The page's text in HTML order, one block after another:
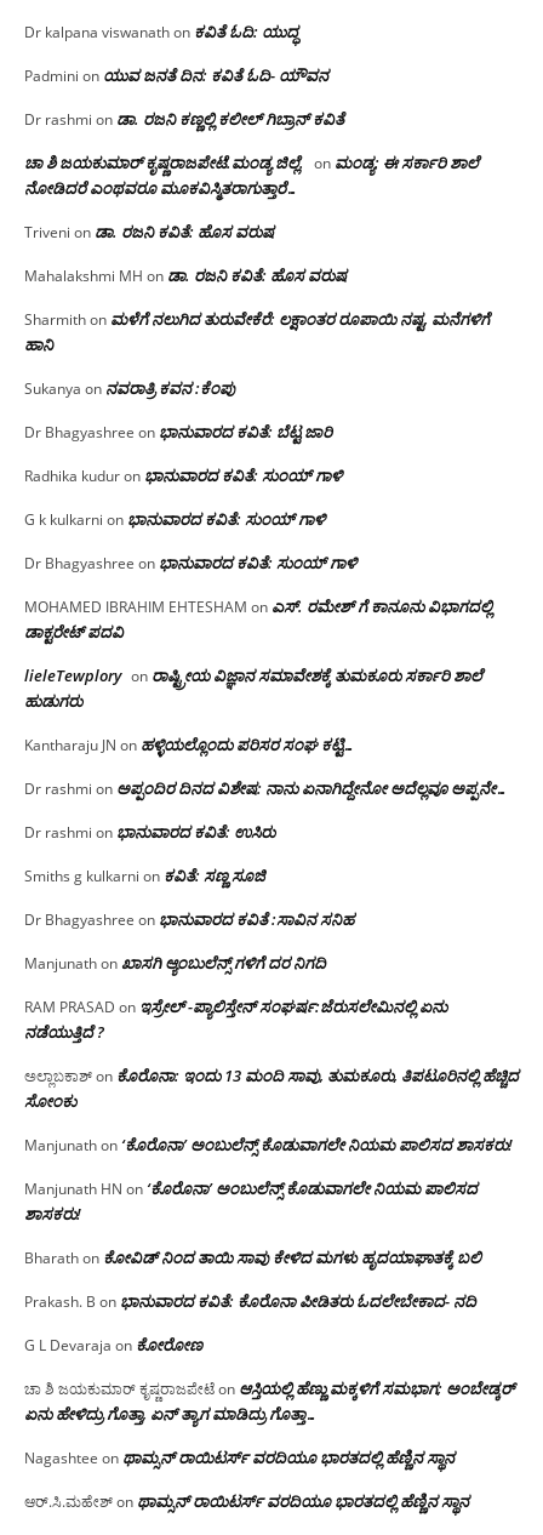
Dr kalpana viswanathon ಕವಿತೆ ಓದಿ: ಯುದ್ಧ
Padmini on ಯುವ ಜನತೆ ದಿನ: ಕವಿತೆ ಓದಿ- ಯೌವನ
Dr rashmi on ಡಾ. ರಜನಿ‌ ಕಣ್ಣಲ್ಲಿ ಕಲೀಲ್ ಗಿಬ್ರಾನ್ ಕವಿತೆ
ಚಾ ಶಿ ಜಯಕುಮಾರ್ ಕೃಷ್ಣರಾಜಪೇಟೆ.ಮಂಡ್ಯ ಜಿಲ್ಲೆ. on ಮಂಡ್ಯ: ಈ ಸರ್ಕಾರಿ ಶಾಲೆ
ನೋಡಿದರೆ ಎಂಥವರೂ ಮೂಕವಿಸ್ಮಿತರಾಗುತ್ತಾರೆ…
Triveni on ಡಾ. ರಜನಿ ಕವಿತೆ: ಹೊಸ ವರುಷ
Mahalakshmi MH on ಡಾ. ರಜನಿ ಕವಿತೆ: ಹೊಸ ವರುಷ
Sharmithon ಮಳೆಗೆ ನಲುಗಿದ ತುರುವೇಕೆರೆ: ಲಕ್ಷಾಂತರ ರೂಪಾಯಿ ನಷ್ಟ, ಮನೆಗಳಿಗೆ
ಹಾನಿ
Sukanya on ನವರಾತ್ರಿ ಕವನ :ಕೆಂಪು
Dr Bhagyashree on ಭಾನುವಾರದ ಕವಿತೆ: ಬೆಟ್ಟ ಜಾರಿ
Radhika kuduron ಭಾನುವಾರದ ಕವಿತೆ: ಸುಂಯ್ ಗಾಳಿ
G k kulkarni on ಭಾನುವಾರದ ಕವಿತೆ: ಸುಂಯ್ ಗಾಳಿ
Dr Bhagyashree on ಭಾನುವಾರದ ಕವಿತೆ: ಸುಂಯ್ ಗಾಳಿ
MOHAMED IBRAHIM EHTESHAM on ಎಸ್. ರಮೇಶ್ ಗೆ ಕಾನೂನು ವಿಭಾಗದಲ್ಲಿ
ಡಾಕ್ಟರೇಟ್ ಪದವಿ
lieleTewplory on ರಾಷ್ಟ್ರೀಯ ವಿಜ್ಞಾನ ಸಮಾವೇಶಕ್ಕೆ‌ ತುಮಕೂರು ಸರ್ಕಾರಿ ಶಾಲೆ
ಹುಡುಗರು
Kantharaju JN on ಹಳ್ಳಿಯಲ್ಲೊಂದು ಪರಿಸರ ಸಂಘ ಕಟ್ಟಿ…
Dr rashmi on ಅಪ್ಪಂದಿರ ದಿನದ ವಿಶೇಷ: ನಾನು ಏನಾಗಿದ್ದೇನೋ‌ ಅದೆಲ್ಲವೂ ಅಪ್ಪನೇ…
Dr rashmi on ಭಾನುವಾರದ ಕವಿತೆ: ಉಸಿರು
Smiths g kulkarni on ಕವಿತೆ: ಸಣ್ಣ ಸೂಜಿ
Dr Bhagyashree on ಭಾನುವಾರದ ಕವಿತೆ :ಸಾವಿನ ಸನಿಹ
Manjunathonಖಾಸಗಿ ಆ್ಯಂಬುಲೆನ್ಸ್ ಗಳಿಗೆ ದರ ನಿಗದಿ
RAM PRASAD on ಇಸ್ರೇಲ್ -ಪ್ಯಾಲಿಸ್ತೇನ್ ಸಂಘರ್ಷ:ಜೆರುಸಲೇಮಿನಲ್ಲಿ ಏನು
ನಡೆಯುತ್ತಿದೆ ?
ಅಲ್ಲಾಬಕಾಶ್on ಕೊರೊನಾ: ಇಂದು 13 ಮಂದಿ ಸಾವು, ತುಮಕೂರು, ತಿಪಟೂರಿನಲ್ಲಿ ಹೆಚ್ಚಿದ
ಸೋಂಕು
Manjunathon ‘ಕೊರೊನಾ’ ಅಂಬುಲೆನ್ಸ್ ಕೊಡುವಾಗಲೇ ನಿಯಮ ಪಾಲಿಸದ ಶಾಸಕರು!
Manjunath HN on ‘ಕೊರೊನಾ’ ಅಂಬುಲೆನ್ಸ್ ಕೊಡುವಾಗಲೇ ನಿಯಮ ಪಾಲಿಸದ
ಶಾಸಕರು!
Bharathon ಕೋವಿಡ್ ನಿಂದ ತಾಯಿ ಸಾವು ಕೇಳಿದ ಮಗಳು ಹೃದಯಾಘಾತಕ್ಕೆ ಬಲಿ
Prakash. B on ಭಾನುವಾರದ ಕವಿತೆ: ಕೊರೊನಾ ಪೀಡಿತರು ಓದಲೇಬೇಕಾದ- ನದಿ
G L Devaraja on ಕೋರೋಣ
ಚಾ ಶಿ ಜಯಕುಮಾರ್ ಕೃಷ್ಣರಾಜಪೇಟೆon ಆಸ್ತಿಯಲ್ಲಿ ಹೆಣ್ಣು ಮಕ್ಕಳಿಗೆ ಸಮಭಾಗ; ಅಂಬೇಡ್ಕರ್
ಏನು ಹೇಳಿದ್ರು ಗೊತ್ತಾ, ಏನ್ ತ್ಯಾಗ ಮಾಡಿದ್ರು ಗೊತ್ತಾ…
Nagashtee on ಥಾಮ್ಸನ್ ರಾಯಿಟರ್ಸ್ ವರದಿಯೂ ಭಾರತದಲ್ಲಿ ಹೆಣ್ಣಿನ ಸ್ಥಾನ‌
ಆರ್.ಸಿ.ಮಹೇಶ್on ಥಾಮ್ಸನ್ ರಾಯಿಟರ್ಸ್ ವರದಿಯೂ ಭಾರತದಲ್ಲಿ ಹೆಣ್ಣಿನ ಸ್ಥಾನ‌